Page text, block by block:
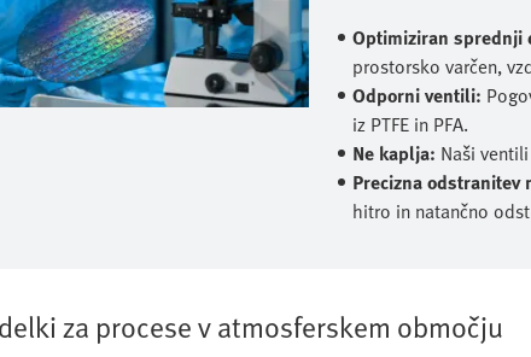
Optimiziran sprednji
prostorsko varčen,
Odporni ventili:
iz PTFE in PFA.
Ne kaplja: Naši
Precizna odstranitev
hitro in natančno
za procese v atmosferskem območju